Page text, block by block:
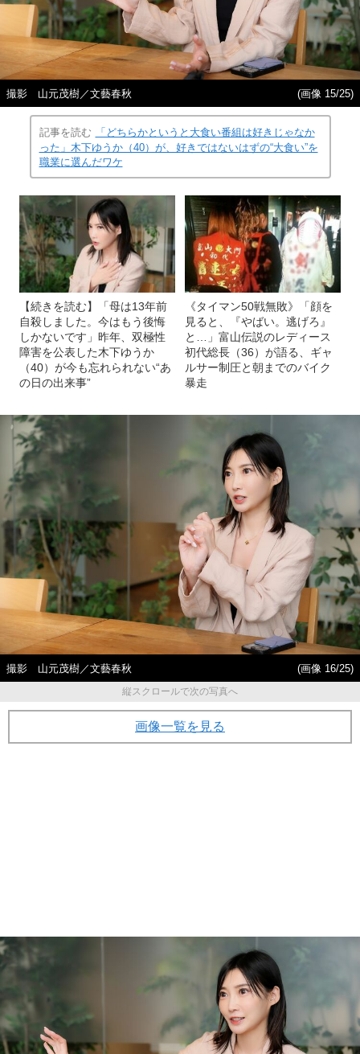
撮影 山元茂樹／文藝春秋 (画像 15/25)
記事を読む
「どちらかというと大食い番組は好きじゃなか
った」木下ゆうか（40）が、好きではないはずの“大食い”を
職業に選んだワケ
【続きを読む】「母は13年前
自殺しました。今はもう後悔
しかないです」昨年、双極性
障害を公表した木下ゆうか
（40）が今も忘れられない“あ
の日の出来事”
《タイマン50戦無敗》「顔を
見ると、『やばい。逃げろ』
と…」富山伝説のレディース
初代総長（36）が語る、ギャ
ルサー制圧と朝までのバイク
暴走
撮影 山元茂樹／文藝春秋
(画像 16/25)
縦スクロールで次の写真へ
画像一覧を見る